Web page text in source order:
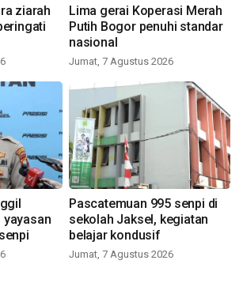
ziarah
Lima gerai Koperasi Merah
Putih Bogor penuhi standar
nasional
Jumat, 7 Agustus 2026
yayasan
Pascatemuan 995 senpi di
sekolah Jaksel, kegiatan
belajar kondusif
Jumat, 7 Agustus 2026